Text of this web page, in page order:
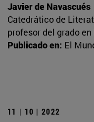
Javier de Navascués
Catedrático de
profesor del grado
Publicado en: El
11 | 10 | 2022